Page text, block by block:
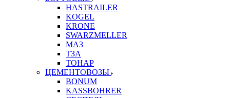
HASTRAILER
KOGEL
KRONE
SWARZMELLER
МАЗ
ТЗА
ТОНАР
ЦЕМЕНТОВОЗЫ
BONUM
KASSBOHRER